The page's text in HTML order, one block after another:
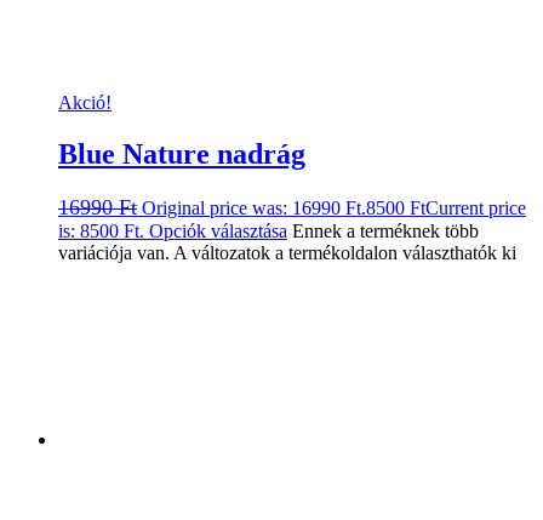
Akció!
Blue Nature nadrág
16990Ft Original price was: 16990 Ft.8500 FtCurrent price
is: 8500 Ft. Opciók választása Ennek a terméknek több
variációja van. A változatok a termékoldalon választhatók ki